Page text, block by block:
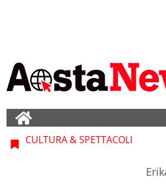
CULTURA & SPETTACOLI